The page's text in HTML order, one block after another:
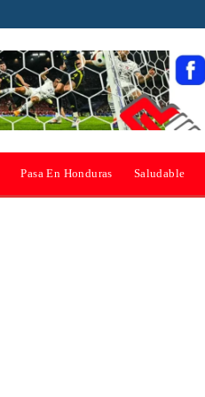
Pasa En Honduras Saludable